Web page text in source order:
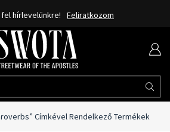
hírlevelünkre! Feliratkozom
Címkével Rendelkező Termékek